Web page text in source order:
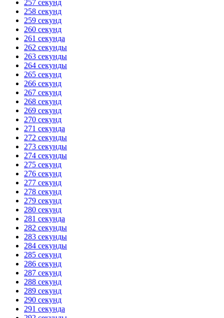
257 секунд
258 секунд
259 секунд
260 секунд
261 секунда
262 секунды
263 секунды
264 секунды
265 секунд
266 секунд
267 секунд
268 секунд
269 секунд
270 секунд
271 секунда
272 секунды
273 секунды
274 секунды
275 секунд
276 секунд
277 секунд
278 секунд
279 секунд
280 секунд
281 секунда
282 секунды
283 секунды
284 секунды
285 секунд
286 секунд
287 секунд
288 секунд
289 секунд
290 секунд
291 секунда